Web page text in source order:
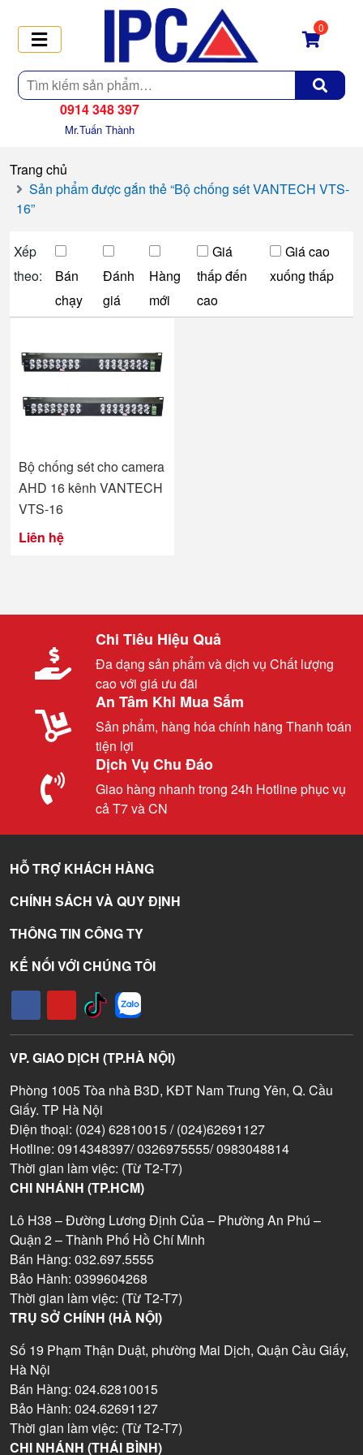
Tìm
kiếm
0
0914 348 397
Mr.Tuấn Thành
Trang chủ
Sản phẩm được gắn thẻ “Bộ chống sét VANTECH VTS-
16”
Xếp
theo:
Bán
chạy
Đánh
giá
Hàng
mới
Giá
thấp đến
cao
Giá cao
xuống thấp
Bộ chống sét cho camera
AHD 16 kênh VANTECH
VTS-16
Liên hệ
Chi Tiêu Hiệu Quả
Đa dạng sản phẩm và dịch vụ Chất lượng
cao với giá ưu đãi
An Tâm Khi Mua Sắm
Sản phẩm, hàng hóa chính hãng Thanh toán
tiện lợi
Dịch Vụ Chu Đáo
Giao hàng nhanh trong 24h Hotline phục vụ
cả T7 và CN
HỖ TRỢ KHÁCH HÀNG
CHÍNH SÁCH VÀ QUY ĐỊNH
THÔNG TIN CÔNG TY
KẾ NỐI VỚI CHÚNG TÔI
VP. GIAO DỊCH (TP.HÀ NỘI)
Phòng 1005 Tòa nhà B3D, KĐT Nam Trung Yên, Q. Cầu
Giấy. TP Hà Nội
Điện thoại: (024) 62810015 / (024)62691127
Hotline: 0914348397/ 0326975555/ 0983048814
Thời gian làm việc: (Từ T2-T7)
CHI NHÁNH (TP.HCM)
Lô H38 – Đường Lương Định Của – Phường An Phú –
Quận 2 – Thành Phố Hồ Chí Minh
Bán Hàng: 032.697.5555
Bảo Hành: 0399604268
Thời gian làm việc: (Từ T2-T7)
TRỤ SỞ CHÍNH (HÀ NỘI)
Số 19 Phạm Thận Duật, phường Mai Dịch, Quận Cầu Giấy,
Hà Nội
Bán Hàng: 024.62810015
Bảo Hành: 024.62691127
Thời gian làm việc: (Từ T2-T7)
CHI NHÁNH (THÁI BÌNH)